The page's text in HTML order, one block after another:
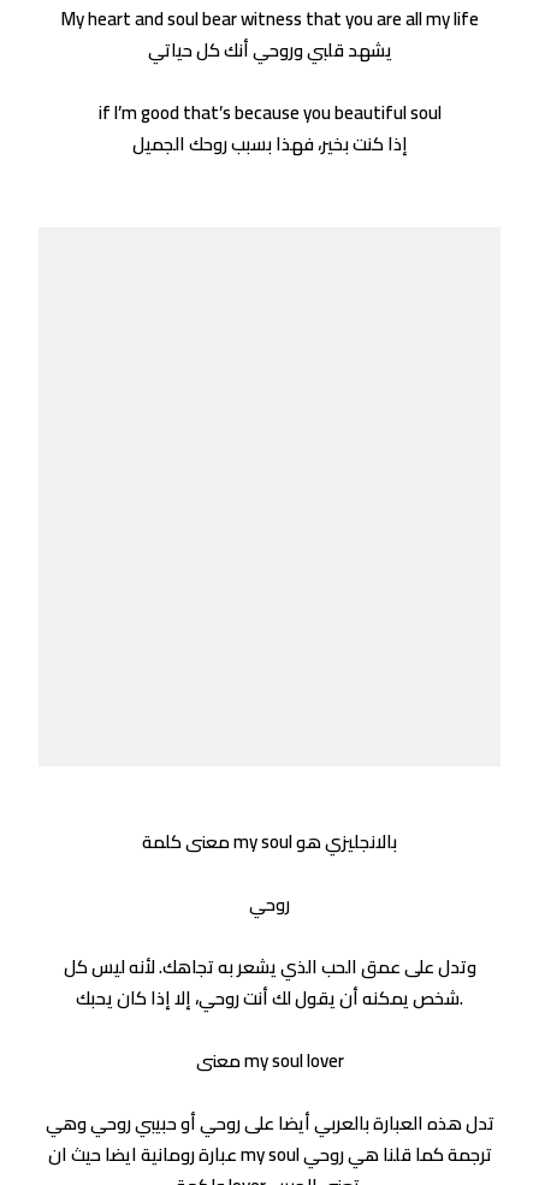
My heart and soul bear witness that you are all my life
يشهد قلبي وروحي أنك كل حياتي
if I’m good that’s because you beautiful soul
إذا كنت بخير، فهذا بسبب روحك الجميل
معنى كلمة my soul بالانجليزي هو
روحي
وتدل على عمق الحب الذي يشعر به تجاهك. لأنه ليس كل
شخص يمكنه أن يقول لك أنت روحي، إلا إذا كان يحبك.
معنى my soul lover
تدل هذه العبارة بالعربي أيضا على روحي أو حبيبي روحي وهي
عبارة رومانية ايضا حيث ان my soul ترجمة كما قلنا هي روحي